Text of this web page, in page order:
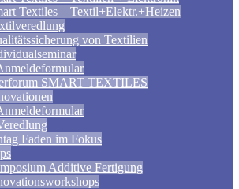
Textiles – Textil+Elektr.+Heizen
von Textilien
SMART TEXTILES
Faden im Fokus
Additive Fertigung